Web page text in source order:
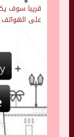
قريبا سوف
على الهواتف